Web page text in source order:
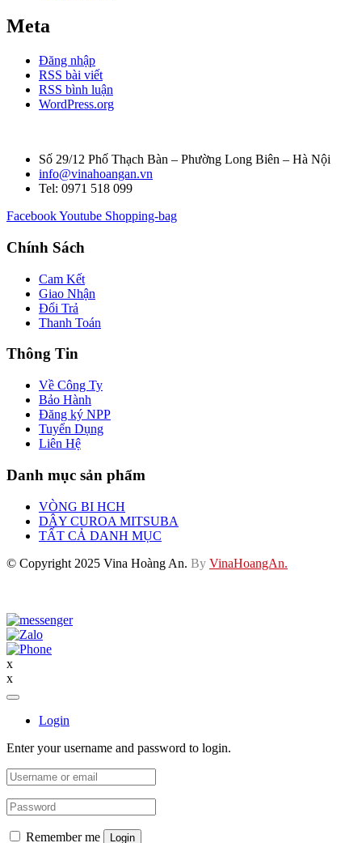
Meta
Đăng nhập
RSS bài viết
RSS bình luận
WordPress.org
Số 29/12 Phố Thạch Bàn – Phường Long Biên – Hà Nội
info@vinahoangan.vn
Tel: 0971 518 099
FacebookYoutube Shopping-bag
Chính Sách
Cam Kết
Giao Nhận
Đổi Trả
Thanh Toán
Thông Tin
Về Công Ty
Bảo Hành
Đăng ký NPP
Tuyển Dụng
Liên Hệ
Danh mục sản phẩm
VÒNG BI HCH
DÂY CUROA MITSUBA
TẤT CẢ DANH MỤC
© Copyright 2025 Vina Hoàng An. By VinaHoangAn.
x
x
Login
Enter your username and password to login.
Remember me Login